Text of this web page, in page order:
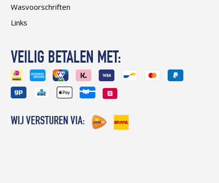
Wasvoorschriften
Links
VEILIG BETALEN MET:
WIJ VERSTUREN VIA: